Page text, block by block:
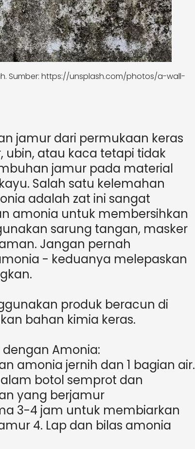
Sumber: https://unsplash.com/photos/a-wall-
jamur dari permukaan keras
ubin, atau kaca tetapi tidak
jamur pada material
Salah satu kelemahan
adalah zat ini sangat
amonia untuk membersihkan
sarung tangan, masker
Jangan pernah
- keduanya melepaskan
produk beracun di
bahan kimia keras.
Amonia:
amonia jernih dan 1 bagian air.
botol semprot dan
yang berjamur
3-4 jam untuk membiarkan
4. Lap dan bilas amonia